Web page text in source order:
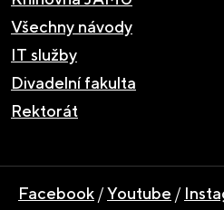
Všechny návody
IT služby
Divadelní fakulta
Rektorát
Facebook /Youtube /